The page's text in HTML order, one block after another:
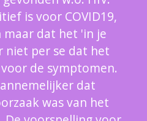
is voor COVID19,
dat het 'in je
per se dat het
de symptomen.
dat
was van het